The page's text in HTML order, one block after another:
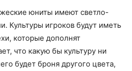
юниты имеют светло-
Культуры игроков будут иметь
которые дополнят
что какую бы культуру ни
будет броня другого цвета,